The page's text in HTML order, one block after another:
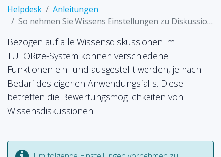
Helpdesk
Anleitungen
So nehmen Sie Wissens Einstellungen zu Diskussionen vor
Bezogen auf alle Wissensdiskussionen im
TUTORize-System können verschiedene
Funktionen ein- und ausgestellt werden, je nach
Bedarf des eigenen Anwendungsfalls. Diese
betreffen die Bewertungsmöglichkeiten von
Wissensdiskussionen.